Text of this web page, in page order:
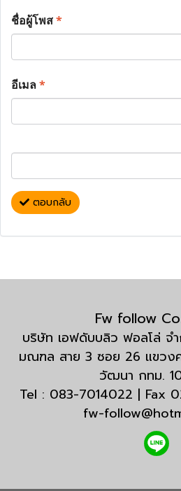
ชื่อผู้โพส*
อีเมล*
ตอบกลับ
Fw follow
บริษัท เอฟดับบลิว ฟอลโล่ จ
มณฑล สาย 3 ซอย 26 แขวง
วัฒนา กทม.
Tel : 083-7014022 | Fax
fw-